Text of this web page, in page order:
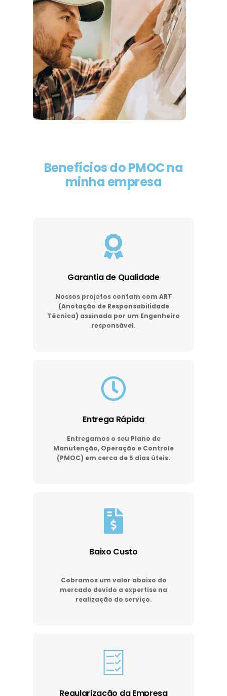
Benefícios do PMOC na
minha empresa
Garantia de Qualidade
Nossos projetos contam com ART
(Anotação de Responsabilidade
Técnica) assinada por um Engenheiro
responsável.
Entrega Rápida
Entregamos o seu Plano de
Manutenção, Operação e Controle
(PMOC) em cerca de 5 dias úteis.
Baixo Custo
Cobramos um valor abaixo do
mercado devido a expertise na
realização do serviço.
Regularização da Empresa